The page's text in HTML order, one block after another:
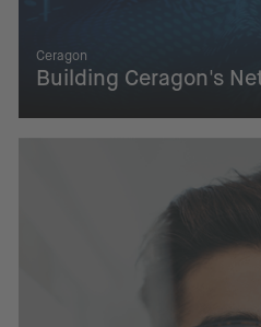
Ceragon
Building Ceragon's